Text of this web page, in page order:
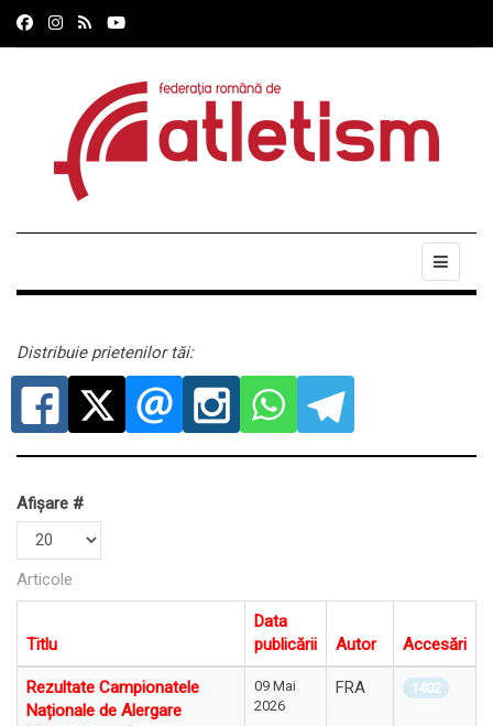
Distribuie prietenilor tăi:
Afișare #
Articole
Titlu
Data
publicării
Autor Accesări
Rezultate Campionatele
Naționale de Alergare
09 Mai
2026
FRA 1402